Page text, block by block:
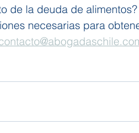
de la deuda de
necesarias para